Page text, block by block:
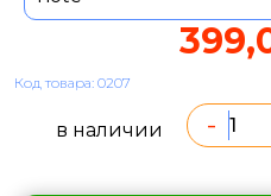
Код товара: 0207
в наличии -